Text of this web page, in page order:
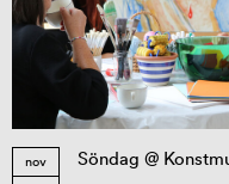
nov Söndag @